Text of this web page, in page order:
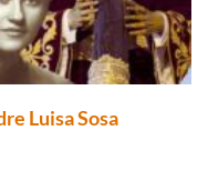
Luisa Sosa